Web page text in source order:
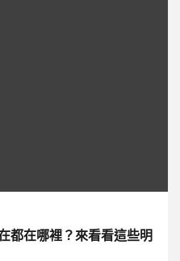
都在哪裡？來看看這些明